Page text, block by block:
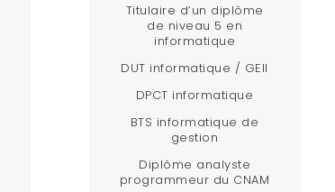
Titulaire d’un diplôme
de niveau 5 en
informatique
DUT informatique / GEII
DPCT informatique
BTS informatique de
gestion
Diplôme analyste
programmeur du CNAM